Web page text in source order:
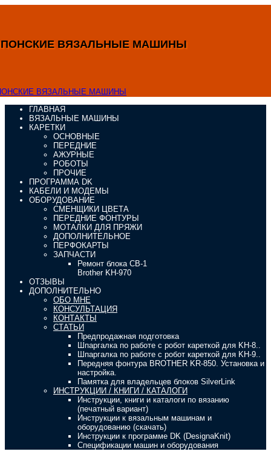
ВЯЗАЛЬНЫЕ МАШИНЫ
ГЛАВНАЯ
ВЯЗАЛЬНЫЕ МАШИНЫ
КАРЕТКИ
ОСНОВНЫЕ
ПЕРЕДНИЕ
АЖУРНЫЕ
РОБОТЫ
ПРОЧИЕ
ПРОГРАММА DK
КАБЕЛИ И МОДЕМЫ
ОБОРУДОВАНИЕ
СМЕНЩИКИ ЦВЕТА
ПЕРЕДНИЕ ФОНТУРЫ
МОТАЛКИ ДЛЯ ПРЯЖИ
ДОПОЛНИТЕЛЬНОЕ
ПЕРФОКАРТЫ
ЗАПЧАСТИ
Ремонт блока CB-1
Brother KH-970
ОТЗЫВЫ
ДОПОЛНИТЕЛЬНО
ОБО МНЕ
КОНСУЛЬТАЦИЯ
КОНТАКТЫ
СТАТЬИ
Предпродажная подготовка
Шпаргалка по работе с робот кареткой для KH-8..
Шпаргалка по работе с робот кареткой для KH-9..
Передняя фонтура BROTHER KR-850. Установка и
настройка.
Памятка для владельцев блоков SilverLink
ИНСТРУКЦИИ / КНИГИ / КАТАЛОГИ
Инструкции, книги и каталоги по вязанию
(печатный вариант)
Инструкции к вязальным машинам и
оборудованию (скачать)
Инструкции к программе DK (DesignaKnit)
Спецификации машин и оборудования